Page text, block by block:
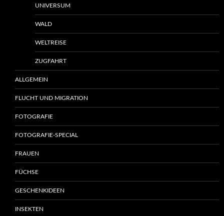
UNIVERSUM
WALD
WELTREISE
ZUGFAHRT
ALLGEMEIN
FLUCHT UND MIGRATION
FOTOGRAFIE
FOTOGRAFIE-SPECIAL
FRAUEN
FÜCHSE
GESCHENKIDEEN
INSEKTEN